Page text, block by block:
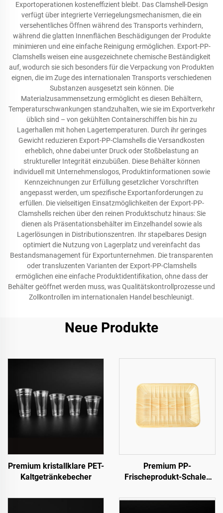
Exportoperationen kosteneffizient bleibt. Das Clamshell-Design
verfügt über integrierte Verriegelungsmechanismen, die ein
versehentliches Öffnen während des Transports verhindern,
während die glatten Innenflächen Beschädigungen der Produkte
minimieren und eine einfache Reinigung ermöglichen. Export-PP-
Clamshells weisen eine ausgezeichnete chemische Beständigkeit
auf, wodurch sie sich besonders für die Verpackung von Produkten
eignen, die im Zuge des internationalen Transports verschiedenen
Substanzen ausgesetzt sein können. Die
Materialzusammensetzung ermöglicht es diesen Behältern,
Temperaturschwankungen standzuhalten, wie sie im Exportverkehr
üblich sind – von gekühlten Containerschiffen bis hin zu
Lagerhallen mit hohen Lagertemperaturen. Durch ihr geringes
Gewicht reduzieren Export-PP-Clamshells die Versandkosten
erheblich, ohne dabei unter Druck oder Stoßbelastung an
struktureller Integrität einzubüßen. Diese Behälter können
individuell mit Unternehmenslogos, Produktinformationen sowie
Kennzeichnungen zur Erfüllung gesetzlicher Vorschriften
angepasst werden, um spezifische Exportanforderungen zu
erfüllen. Die vielseitigen Einsatzmöglichkeiten der Export-PP-
Clamshells reichen über den reinen Produktschutz hinaus: Sie
dienen als Präsentationsbehälter im Einzelhandel sowie als
Lagerlösungen in Distributionszentren. Ihr stapelbares Design
optimiert die Nutzung von Lagerplatz und vereinfacht das
Bestandsmanagement für Exportunternehmen. Die transparenten
oder transluzenten Varianten der Export-PP-Clamshells
ermöglichen eine einfache Produktidentifikation, ohne dass der
Behälter geöffnet werden muss, was Qualitätskontrollprozesse und
Zollkontrollen im internationalen Handel beschleunigt.
Neue Produkte
Premium kristallklare PET-
Kaltgetränkebecher
Premium PP-
Frischeprodukt-Schalen
Fleisch